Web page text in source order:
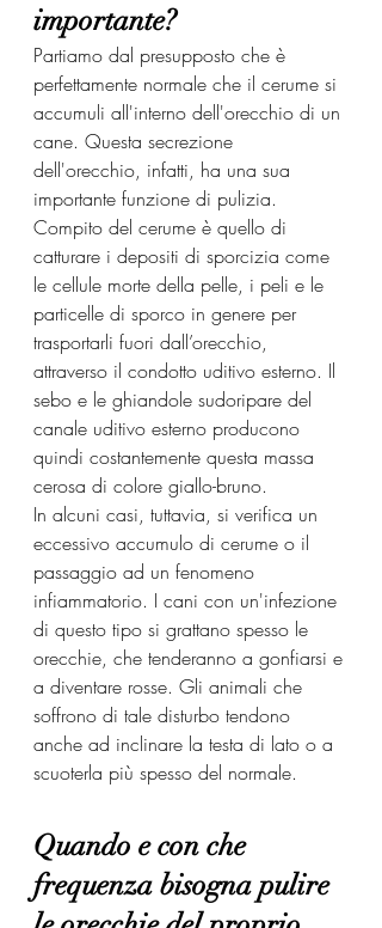
importante?
Partiamo dal presupposto che è
perfettamente normale che il cerume si
accumuli all'interno dell'orecchio di un
cane. Questa secrezione
dell'orecchio, infatti, ha una sua
importante funzione di pulizia.
Compito del cerume è quello di
catturare i depositi di sporcizia come
le cellule morte della pelle, i peli e le
particelle di sporco in genere per
trasportarli fuori dall’orecchio,
attraverso il condotto uditivo esterno. Il
sebo e le ghiandole sudoripare del
canale uditivo esterno producono
quindi costantemente questa massa
cerosa di colore giallo-bruno.
In alcuni casi, tuttavia, si verifica un
eccessivo accumulo di cerume o il
passaggio ad un fenomeno
infiammatorio. I cani con un'infezione
di questo tipo si grattano spesso le
orecchie, che tenderanno a gonfiarsi e
a diventare rosse. Gli animali che
soffrono di tale disturbo tendono
anche ad inclinare la testa di lato o a
scuoterla più spesso del normale.
Quando e con che
frequenza bisogna pulire